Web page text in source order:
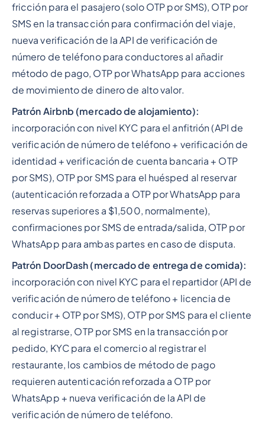
fricción para el pasajero (solo OTP por SMS), OTP por
SMS en la transacción para confirmación del viaje,
nueva verificación de la API de verificación de
número de teléfono para conductores al añadir
método de pago, OTP por WhatsApp para acciones
de movimiento de dinero de alto valor.
Patrón Airbnb (mercado de alojamiento):
incorporación con nivel KYC para el anfitrión (API de
verificación de número de teléfono + verificación de
identidad + verificación de cuenta bancaria + OTP
por SMS), OTP por SMS para el huésped al reservar
(autenticación reforzada a OTP por WhatsApp para
reservas superiores a $1,500, normalmente),
confirmaciones por SMS de entrada/salida, OTP por
WhatsApp para ambas partes en caso de disputa.
Patrón DoorDash (mercado de entrega de comida):
incorporación con nivel KYC para el repartidor (API de
verificación de número de teléfono + licencia de
conducir + OTP por SMS), OTP por SMS para el cliente
al registrarse, OTP por SMS en la transacción por
pedido, KYC para el comercio al registrar el
restaurante, los cambios de método de pago
requieren autenticación reforzada a OTP por
WhatsApp + nueva verificación de la API de
verificación de número de teléfono.